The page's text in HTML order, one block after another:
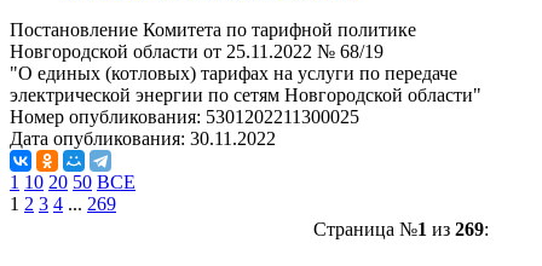
Постановление Комитета по тарифной политике
Новгородской области от 25.11.2022 № 68/19
"О единых (котловых) тарифах на услуги по передаче
электрической энергии по сетям Новгородской области"
Номер опубликования: 5301202211300025
Дата опубликования: 30.11.2022
1 10 20 50 ВСЕ
1 2 3 4 ... 269
Страница №1 из 269: